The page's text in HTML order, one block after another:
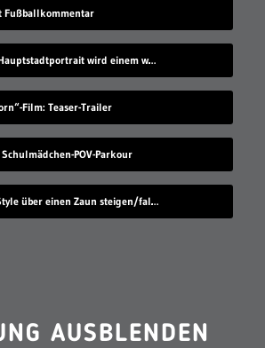
Fußballkommentar
Bei diesem Hauptstadtportrait wird einem warm ums Herz
Film: Teaser-Trailer
Schulmädchen-POV-Parkour
Mit richtig Style über einen Zaun steigen/fallen
AUSBLENDEN